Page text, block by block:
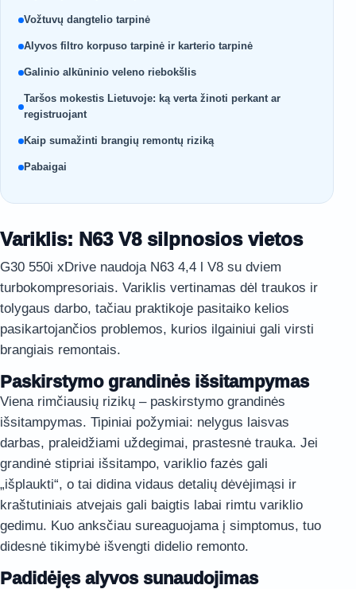
Vožtuvų dangtelio tarpinė
Alyvos filtro korpuso tarpinė ir karterio tarpinė
Galinio alkūninio veleno riebokšlis
Taršos mokestis Lietuvoje: ką verta žinoti perkant ar
registruojant
Kaip sumažinti brangių remontų riziką
Pabaigai
Variklis: N63 V8 silpnosios vietos
G30 550i xDrive naudoja N63 4,4 l V8 su dviem
turbokompresoriais. Variklis vertinamas dėl traukos ir
tolygaus darbo, tačiau praktikoje pasitaiko kelios
pasikartojančios problemos, kurios ilgainiui gali virsti
brangiais remontais.
Paskirstymo grandinės išsitampymas
Viena rimčiausių rizikų – paskirstymo grandinės
išsitampymas. Tipiniai požymiai: nelygus laisvas
darbas, praleidžiami uždegimai, prastesnė trauka. Jei
grandinė stipriai išsitampo, variklio fazės gali
„išplaukti“, o tai didina vidaus detalių dėvėjimąsi ir
kraštutiniais atvejais gali baigtis labai rimtu variklio
gedimu. Kuo anksčiau sureaguojama į simptomus, tuo
didesnė tikimybė išvengti didelio remonto.
Padidėjęs alyvos sunaudojimas